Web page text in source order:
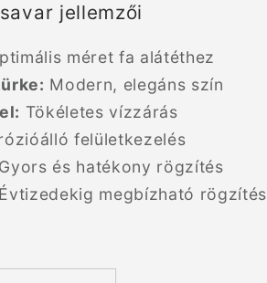
jellemzői
méret fa alátéthez
Modern, elegáns szín
Tökéletes vízzárás
felületkezelés
Gyors és hatékony rögzítés
Évtizedekig megbízható rögzítés